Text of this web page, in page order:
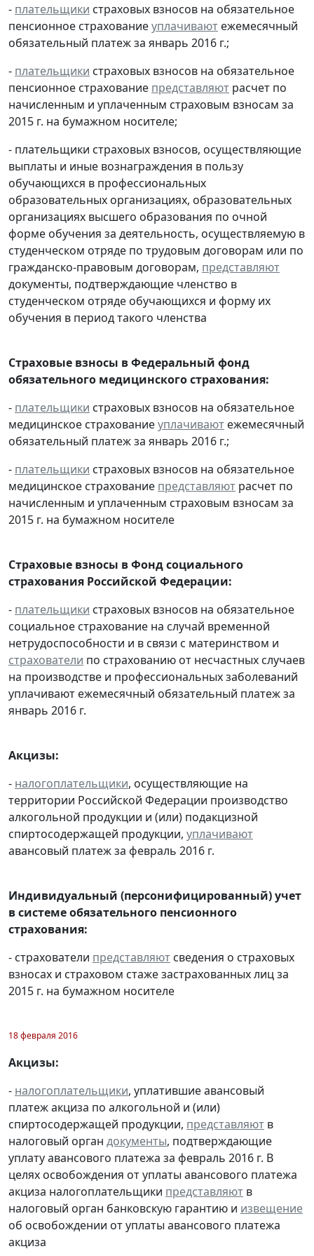
- плательщики страховых взносов на обязательное
пенсионное страхованиеуплачивают ежемесячный
обязательный платеж за январь 2016 г.;
- плательщики страховых взносов на обязательное
пенсионное страхование представляют расчет по
начисленным и уплаченным страховым взносам за
2015 г. на бумажном носителе;
- плательщики страховых взносов, осуществляющие
выплаты и иные вознаграждения в пользу
обучающихся в профессиональных
образовательных организациях, образовательных
организациях высшего образования по очной
форме обучения за деятельность, осуществляемую в
студенческом отряде по трудовым договорам или по
гражданско-правовым договорам, представляют
документы, подтверждающие членство в
студенческом отряде обучающихся и форму их
обучения в период такого членства
Страховые взносы в Федеральный фонд
обязательного медицинского страхования:
- плательщики страховых взносов на обязательное
медицинское страхованиеуплачивают ежемесячный
обязательный платеж за январь 2016 г.;
- плательщики страховых взносов на обязательное
медицинское страхование представляют расчет по
начисленным и уплаченным страховым взносам за
2015 г. на бумажном носителе
Страховые взносы в Фонд социального
страхования Российской Федерации:
- плательщики страховых взносов на обязательное
социальное страхование на случай временной
нетрудоспособности и в связи с материнством и
страхователи по страхованию от несчастных случаев
на производстве и профессиональных заболеваний
уплачивают ежемесячный обязательный платеж за
январь 2016 г.
Акцизы:
- налогоплательщики, осуществляющие на
территории Российской Федерации производство
алкогольной продукции и (или) подакцизной
спиртосодержащей продукции, уплачивают
авансовый платеж за февраль 2016 г.
Индивидуальный (персонифицированный) учет
в системе обязательного пенсионного
страхования:
- страхователи представляют сведения о страховых
взносах и страховом стаже застрахованных лиц за
2015 г. на бумажном носителе
18 февраля 2016
Акцизы:
- налогоплательщики, уплатившие авансовый
платеж акциза по алкогольной и (или)
спиртосодержащей продукции, представляют в
налоговый орган документы, подтверждающие
уплату авансового платежа за февраль 2016 г. В
целях освобождения от уплаты авансового платежа
акциза налогоплательщики представляют в
налоговый орган банковскую гарантию и извещение
об освобождении от уплаты авансового платежа
акциза